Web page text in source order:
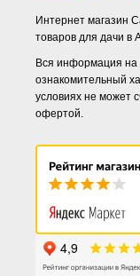
Интернет магазин
товаров для дачи в
Вся информация на
ознакомительный
условиях не может
офертой.